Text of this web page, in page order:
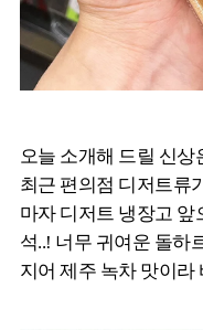
오늘 소개해 드릴 신상
최근 편의점 디저트류
마자 디저트 냉장고 앞
석..! 너무 귀여운 돌하
지어 제주 녹차 맛이라